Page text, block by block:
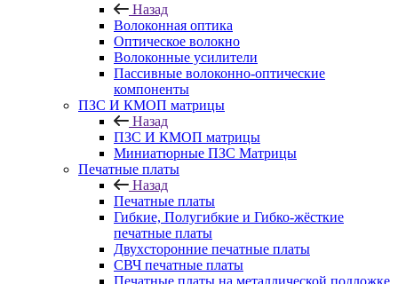
Назад
Волоконная оптика
Оптическое волокно
Волоконные усилители
Пассивные волоконно-оптические
компоненты
ПЗС И КМОП матрицы
Назад
ПЗС И КМОП матрицы
Миниатюрные ПЗС Матрицы
Печатные платы
Назад
Печатные платы
Гибкие, Полугибкие и Гибко-жёсткие
печатные платы
Двухсторонние печатные платы
СВЧ печатные платы
Печатные платы на металлической подложке